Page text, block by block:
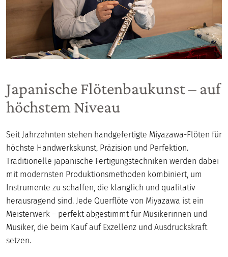
Japanische Flötenbaukunst – auf
höchstem Niveau
Seit Jahrzehnten stehen handgefertigte Miyazawa-Flöten für
höchste Handwerkskunst, Präzision und Perfektion.
Traditionelle japanische Fertigungstechniken werden dabei
mit modernsten Produktionsmethoden kombiniert, um
Instrumente zu schaffen, die klanglich und qualitativ
herausragend sind. Jede Querflöte von Miyazawa ist ein
Meisterwerk – perfekt abgestimmt für Musikerinnen und
Musiker, die beim Kauf auf Exzellenz und Ausdruckskraft
setzen.